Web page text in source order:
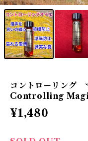
コントローリング
Controlling
¥1,480